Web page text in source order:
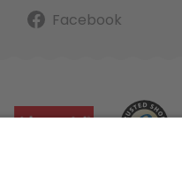
Facebook